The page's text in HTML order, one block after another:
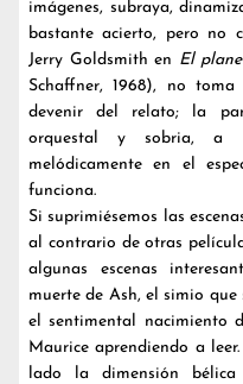
imágenes, subraya,
bastante acierto, pero no
Jerry Goldsmith en El
Schaffner, 1968), no
devenir del relato; la
orquestal y sobria, a
melódicamente en el
funciona.
Si suprimiésemos las
al contrario de otras
algunas escenas
muerte de Ash, el simio
el sentimental nacimiento
Maurice aprendiendo a
lado la dimensión